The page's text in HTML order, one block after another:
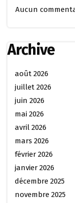
Aucun
Archive
août 2026
juillet 2026
juin 2026
mai 2026
avril 2026
mars 2026
février 2026
janvier 2026
décembre 2025
novembre 2025